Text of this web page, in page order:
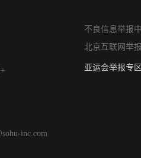
不良信息举报
北京互联网举
算法推荐专项举
亚运会举报专区
inc.com